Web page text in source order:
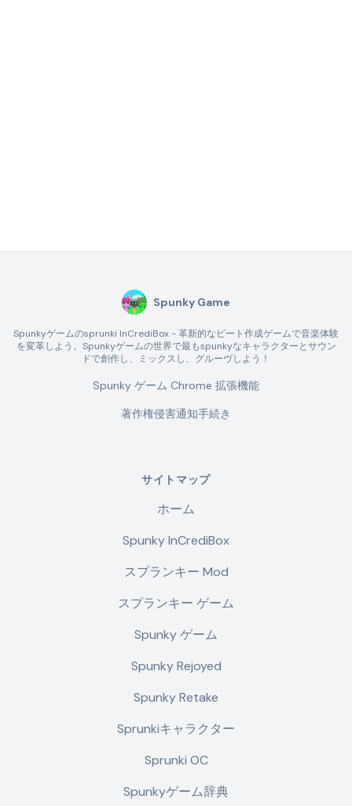
Spunky Game
Spunkyゲームのsprunki InCrediBox - 革新的なビート作成ゲームで音楽体験
を変革しよう。Spunkyゲームの世界で最もspunkyなキャラクターとサウン
ドで創作し、ミックスし、グルーヴしよう！
Spunky ゲーム Chrome 拡張機能
著作権侵害通知手続き
サイトマップ
ホーム
Spunky InCrediBox
スプランキー Mod
スプランキー ゲーム
Spunky ゲーム
Spunky Rejoyed
Spunky Retake
Sprunkiキャラクター
Sprunki OC
Spunkyゲーム辞典